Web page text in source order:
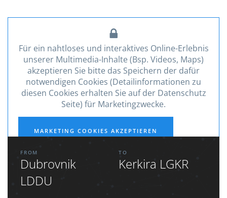
Für ein nahtloses und interaktives Online-Erlebnis
unserer Multimedia-Inhalte (Bsp. Videos, Maps)
akzeptieren Sie bitte das Speichern der dafür
notwendigen Cookies (Detailinformationen zu
diesen Cookies erhalten Sie auf der Datenschutz
Seite) für Marketingzwecke.
MARKETING COOKIES AKZEPTIEREN
FROM
Dubrovnik
LDDU
TO
Kerkira LGKR